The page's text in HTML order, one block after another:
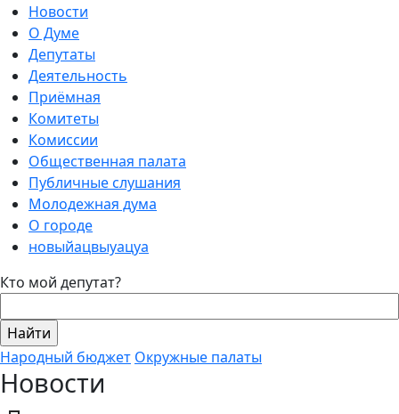
Новости
О Думе
Депутаты
Деятельность
Приёмная
Комитеты
Комиссии
Общественная палата
Публичные слушания
Молодежная дума
О городе
новыйацвыуацуа
Кто мой депутат?
Народный бюджет Окружные палаты
Новости